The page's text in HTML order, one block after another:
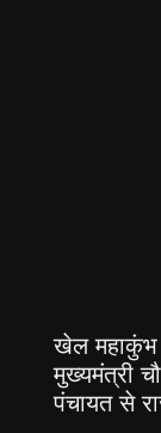
खेल महाकुंभ
मुख्यमंत्री
पंचायत से